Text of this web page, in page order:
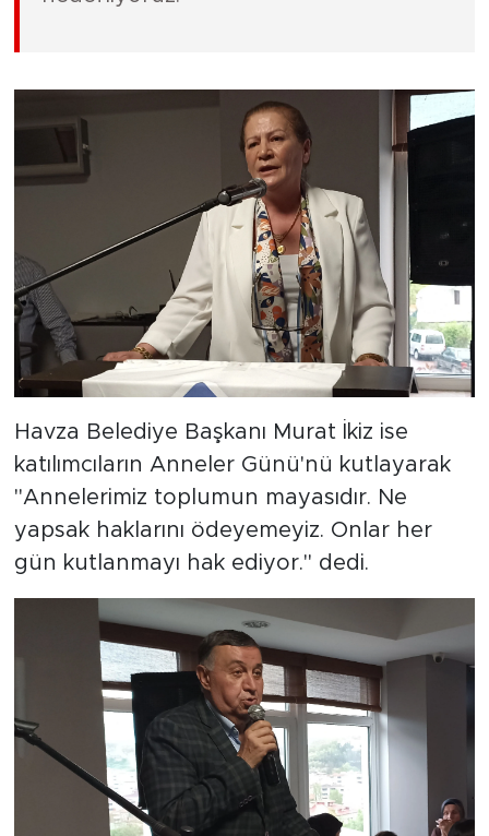
Havza Belediye Başkanı Murat İkiz ise
katılımcıların Anneler Günü'nü kutlayarak
"Annelerimiz toplumun mayasıdır. Ne
yapsak haklarını ödeyemeyiz. Onlar her
gün kutlanmayı hak ediyor." dedi.